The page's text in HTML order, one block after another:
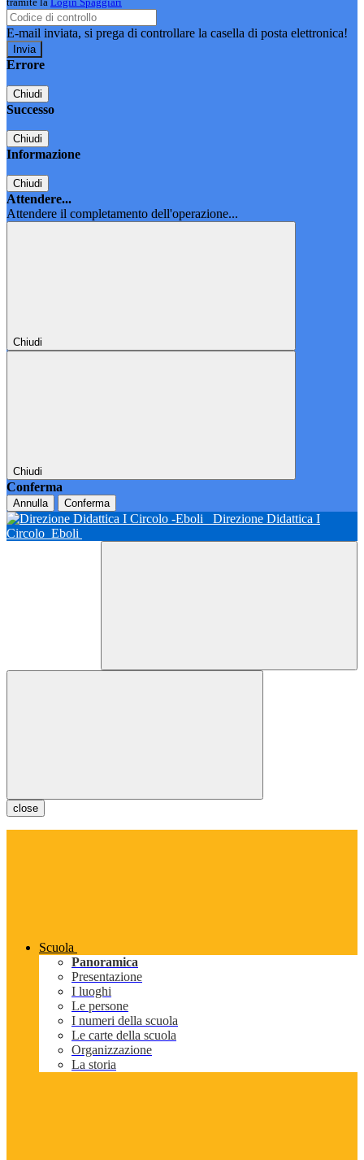
E-mail inviata, si prega di controllare la casella di posta elettronica!
Errore
Chiudi
Successo
Chiudi
Informazione
Chiudi
Attendere...
Attendere il completamento dell'operazione...
Chiudi
Chiudi
Conferma
Annulla Conferma
Direzione Didattica I
Circolo Eboli
close
Scuola
Panoramica
Presentazione
I luoghi
Le persone
I numeri della scuola
Le carte della scuola
Organizzazione
La storia